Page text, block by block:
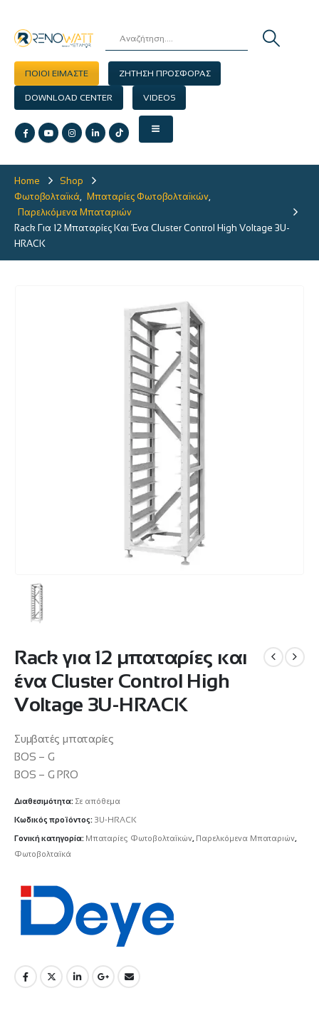
ΠΟΙΟΙ ΕΙΜΑΣΤΕ ΖΗΤΗΣΗ ΠΡΟΣΦΟΡΑΣ
DOWNLOAD CENTER VIDEOS
Home
Shop
Φωτοβολταϊκά
Μπαταρίες Φωτοβολταϊκών
Παρελκόμενα Μπαταριών
Rack Για 12 Μπαταρίες Και Ένα Cluster Control High Voltage 3U-
HRACK
Rack για 12 μπαταρίες και
ένα Cluster Control High
Voltage 3U-HRACK
Συμβατές μπαταρίες
BOS – G
BOS – G PRO
Διαθεσιμότητα: Σε απόθεμα
Κωδικός προϊόντος: 3U-HRACK
Γονική κατηγορία: Μπαταρίες Φωτοβολταϊκών, Παρελκόμενα Μπαταριών,
Φωτοβολταϊκά